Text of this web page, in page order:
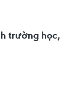
trường học,